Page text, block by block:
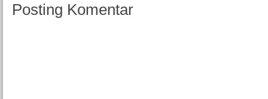
Posting Komentar